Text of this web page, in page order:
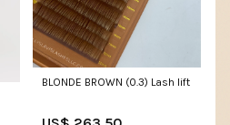
BLONDE BROWN (0.3) Lash lift